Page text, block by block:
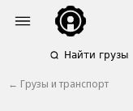
Найти грузы
← Грузы и транспорт